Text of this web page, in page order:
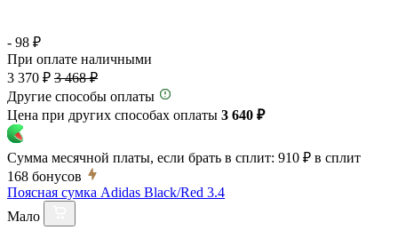
- 98 ₽
При оплате наличными
3 370 ₽ 3 468 ₽
Другие способы оплаты
Цена при других способах оплаты 3 640 ₽
Сумма месячной платы, если брать в сплит: 910 ₽ в сплит
168 бонусов
Поясная сумка Adidas Black/Red 3.4
Мало